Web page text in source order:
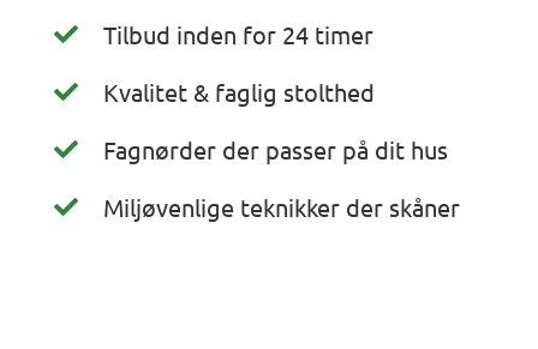
Tilbud inden for 24 timer
Kvalitet & faglig stolthed
Fagnørder der passer på dit hus
Miljøvenlige teknikker der skåner